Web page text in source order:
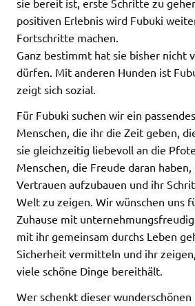
sie bereit ist, erste Schritte zu
positiven Erlebnis wird Fubuki
Fortschritte machen.
Ganz bestimmt hat sie bisher nicht
dürfen. Mit anderen Hunden ist
zeigt sich sozial.
Für Fubuki suchen wir ein
Menschen, die ihr die Zeit geben,
sie gleichzeitig liebevoll an die
Menschen, die Freude daran
Vertrauen aufzubauen und ihr
Welt zu zeigen. Wir wünschen uns
Zuhause mit
mit ihr gemeinsam durchs Leben
Sicherheit vermitteln und ihr
viele schöne Dinge bereithält.
Wer schenkt dieser wunderschönen